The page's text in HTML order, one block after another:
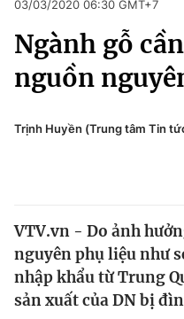
Chuyên mục
Chính trị
Thế giới
Tin tức
Pháp luật
Kinh tế
Thể thao
Truyền hình
Y tế
03/03/2020 06:30 GMT+7
Ngành gỗ
nguồn
Trịnh Huyền (Trung tâm Tin
VTV.vn - Do ảnh
nguyên phụ liệu như
nhập khẩu từ Trung
sản xuất của DN bị